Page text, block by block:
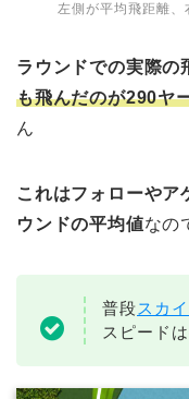
左側が平均飛距離
ラウンドでの実際の
も飛んだのが290ヤ
ん
これはフォローやア
ウンドの平均値なの
普段スカ
スピード